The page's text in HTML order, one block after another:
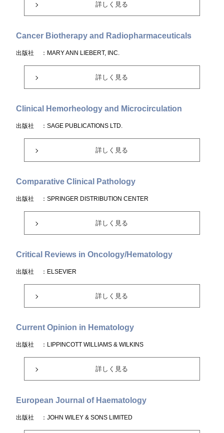
詳しく見る
Cancer Biotherapy and Radiopharmaceuticals
出版社 ：MARY ANN LIEBERT, INC.
詳しく見る
Clinical Hemorheology and Microcirculation
出版社 ：SAGE PUBLICATIONS LTD.
詳しく見る
Comparative Clinical Pathology
出版社 ：SPRINGER DISTRIBUTION CENTER
詳しく見る
Critical Reviews in Oncology/Hematology
出版社 ：ELSEVIER
詳しく見る
Current Opinion in Hematology
出版社 ：LIPPINCOTT WILLIAMS & WILKINS
詳しく見る
European Journal of Haematology
出版社 ：JOHN WILEY & SONS LIMITED